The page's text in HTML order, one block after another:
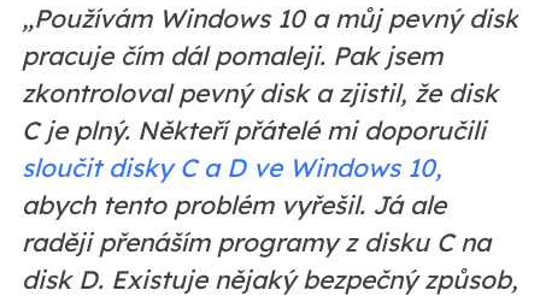
„Používám Windows 10 a můj pevný disk
pracuje čím dál pomaleji. Pak jsem
zkontroloval pevný disk a zjistil, že disk
C je plný. Někteří přátelé mi doporučili
sloučit disky C a D ve Windows 10,
abych tento problém vyřešil. Já ale
raději přenáším programy z disku C na
disk D. Existuje nějaký bezpečný způsob,